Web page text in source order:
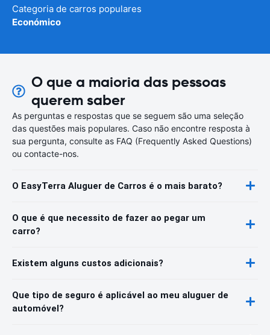
Categoria de carros populares
Económico
O que a maioria das pessoas
querem saber
As perguntas e respostas que se seguem são uma seleção
das questões mais populares. Caso não encontre resposta à
sua pergunta, consulte as FAQ (Frequently Asked Questions)
ou contacte-nos.
O EasyTerra Aluguer de Carros é o mais barato?
O que é que necessito de fazer ao pegar um
carro?
Existem alguns custos adicionais?
Que tipo de seguro é aplicável ao meu aluguer de
automóvel?